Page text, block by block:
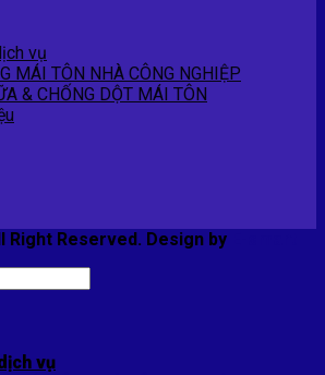
vụ
MÁI TÔN NHÀ CÔNG NGHIỆP
& CHỐNG DỘT MÁI TÔN
Right Reserved. Design by
vụ